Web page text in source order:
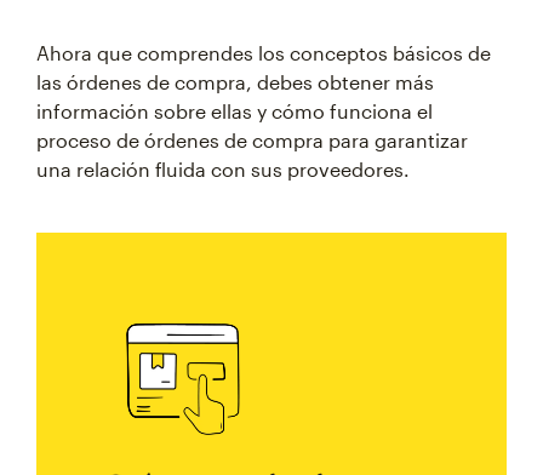
Ahora que comprendes los conceptos básicos de
las órdenes de compra, debes obtener más
información sobre ellas y cómo funciona el
proceso de órdenes de compra para garantizar
una relación fluida con sus proveedores.